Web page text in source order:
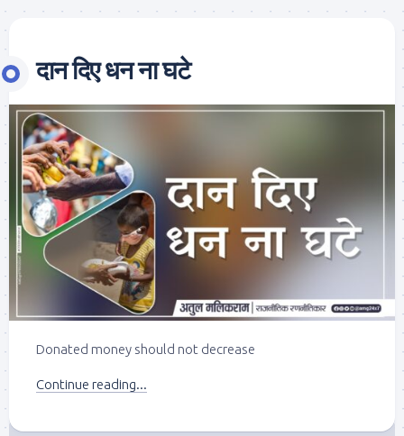
दान दिए धन ना घटे
Donated money should not decrease
Continue reading...